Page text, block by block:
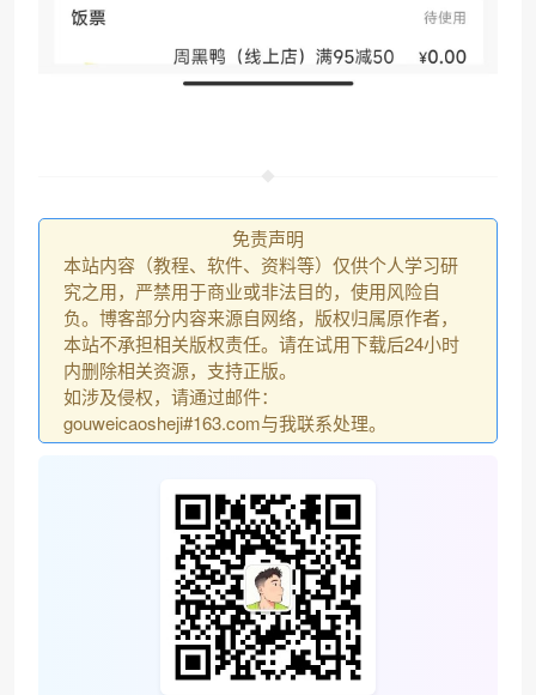
免责声明
本站内容（教程、软件、资料等）仅供个人学习研
究之用，严禁用于商业或非法目的，使用风险自
负。博客部分内容来源自网络，版权归属原作者，
本站不承担相关版权责任。请在试用下载后24小时
内删除相关资源，支持正版。
如涉及侵权，请通过邮件：
gouweicaosheji#163.com与我联系处理。